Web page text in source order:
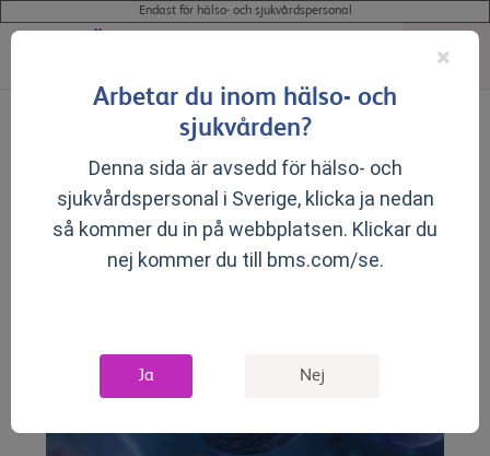
Endast för hälso- och sjukvårdspersonal
Produktresumé för våra godkända läkemedel på FASS:
(lisokabtagen-maraleucel)
Resources
×
Arbetar du inom hälso- och
sjukvården?
Denna sida är avsedd för hälso- och
sjukvårdspersonal i Sverige, klicka ja nedan
så kommer du in på webbplatsen. Klickar du
nej kommer du till bms.com/se.
Ja Nej